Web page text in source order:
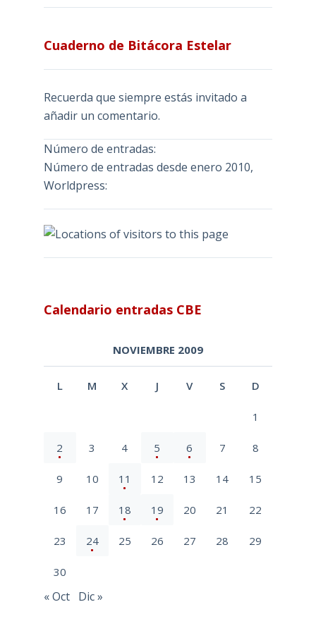
Cuaderno de Bitácora Estelar
Recuerda que siempre estás invitado a
añadir un comentario.
Número de entradas:
Número de entradas desde enero 2010,
Worldpress:
Calendario entradas CBE
NOVIEMBRE 2009
L M X J V S D
1
2 3 4 5 6 7 8
9 10 11 12 13 14 15
16 17 18 19 20 21 22
23 24 25 26 27 28 29
30
« Oct Dic »